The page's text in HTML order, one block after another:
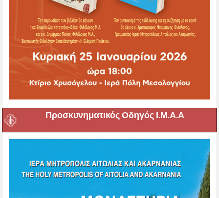
Προσκυνηματικός Οδηγός Ι.Μ.Α.Α